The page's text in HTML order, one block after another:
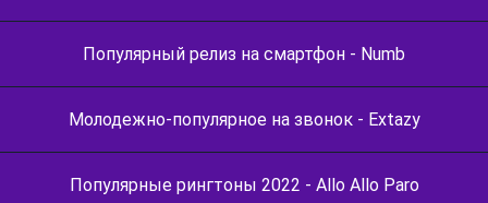
Популярный релиз на смартфон - Numb
Молодежно-популярное на звонок - Extazy
Популярные рингтоны 2022 - Allo Allo Paro